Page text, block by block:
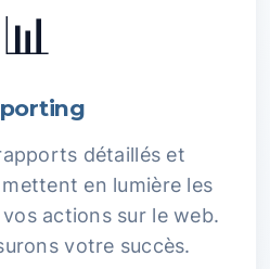
📊
détaillés et
en lumière les
actions sur le web.
votre succès.